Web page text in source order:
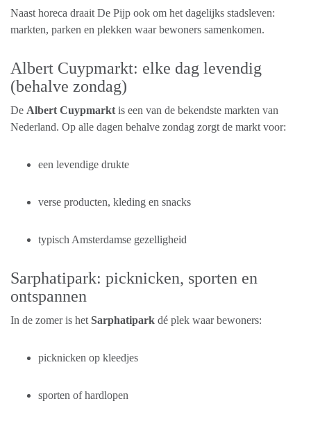
Naast horeca draait De Pijp ook om het dagelijks stadsleven:
markten, parken en plekken waar bewoners samenkomen.
Albert Cuypmarkt: elke dag levendig
(behalve zondag)
De Albert Cuypmarkt is een van de bekendste markten van
Nederland. Op alle dagen behalve zondag zorgt de markt voor:
een levendige drukte
verse producten, kleding en snacks
typisch Amsterdamse gezelligheid
Sarphatipark: picknicken, sporten en
ontspannen
In de zomer is het Sarphatipark dé plek waar bewoners:
picknicken op kleedjes
sporten of hardlopen